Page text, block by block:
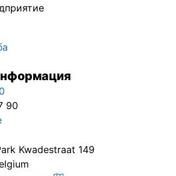
90
Kwadestraat 149